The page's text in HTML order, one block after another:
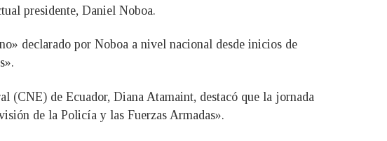
presidente, Daniel Noboa.
declarado por Noboa a nivel nacional desde inicios de
(CNE) de Ecuador, Diana Atamaint, destacó que la jornada
de la Policía y las Fuerzas Armadas».